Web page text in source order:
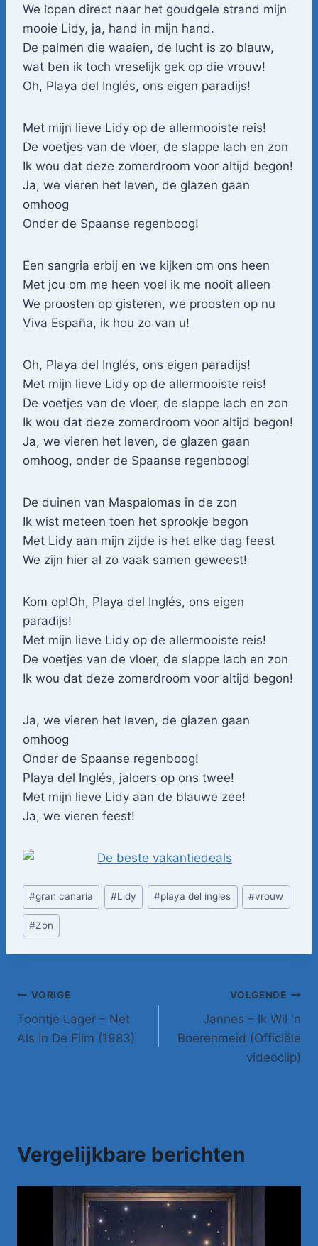
We lopen direct naar het goudgele strand mijn
mooie Lidy, ja, hand in mijn hand.
De palmen die waaien, de lucht is zo blauw,
wat ben ik toch vreselijk gek op die vrouw!
Oh, Playa del Inglés, ons eigen paradijs!
Met mijn lieve Lidy op de allermooiste reis!
De voetjes van de vloer, de slappe lach en zon
Ik wou dat deze zomerdroom voor altijd begon!
Ja, we vieren het leven, de glazen gaan
omhoog
Onder de Spaanse regenboog!
Een sangria erbij en we kijken om ons heen
Met jou om me heen voel ik me nooit alleen
We proosten op gisteren, we proosten op nu
Viva España, ik hou zo van u!
Oh, Playa del Inglés, ons eigen paradijs!
Met mijn lieve Lidy op de allermooiste reis!
De voetjes van de vloer, de slappe lach en zon
Ik wou dat deze zomerdroom voor altijd begon!
Ja, we vieren het leven, de glazen gaan
omhoog, onder de Spaanse regenboog!
De duinen van Maspalomas in de zon
Ik wist meteen toen het sprookje begon
Met Lidy aan mijn zijde is het elke dag feest
We zijn hier al zo vaak samen geweest!
Kom op!Oh, Playa del Inglés, ons eigen
paradijs!
Met mijn lieve Lidy op de allermooiste reis!
De voetjes van de vloer, de slappe lach en zon
Ik wou dat deze zomerdroom voor altijd begon!
Ja, we vieren het leven, de glazen gaan
omhoog
Onder de Spaanse regenboog!
Playa del Inglés, jaloers op ons twee!
Met mijn lieve Lidy aan de blauwe zee!
Ja, we vieren feest!
Bericht
tags:
#gran canaria #Lidy #playa del ingles #vrouw
#Zon
Bericht
navigatie
VORIGE
Toontje Lager – Net
Als In De Film (1983)
VOLGENDE
Jannes – Ik Wil 'n
Boerenmeid (Officiële
videoclip)
Vergelijkbare berichten